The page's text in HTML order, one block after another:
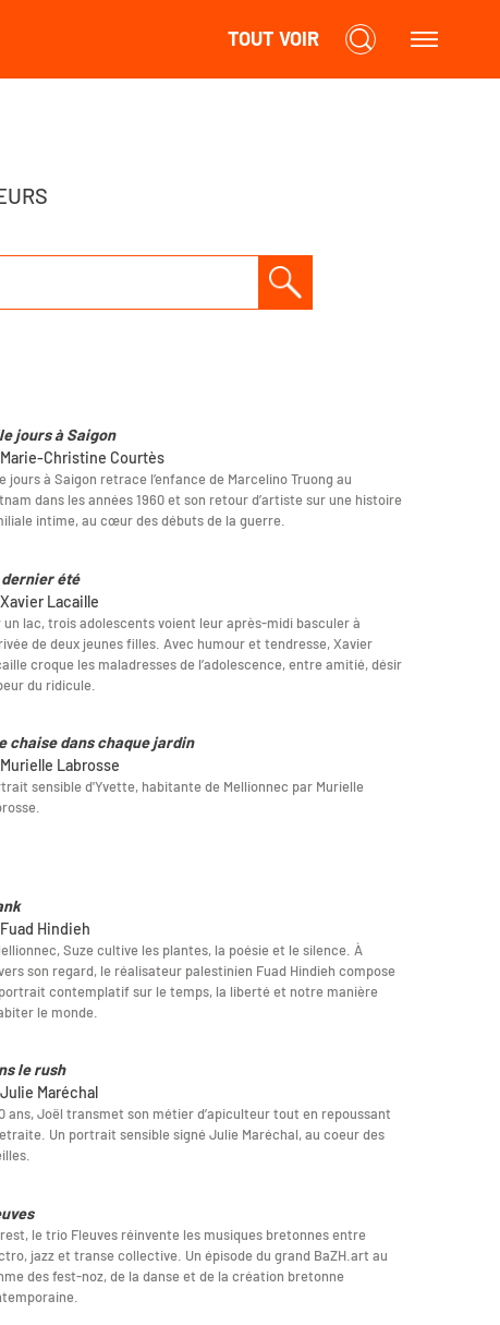
TOUT VOIR
jours à Saigon
Christine Courtès
jours à Saigon retrace l’enfance de Marcelino Truong au
dans les années 1960 et son retour d’artiste sur une histoire
intime, au cœur des débuts de la guerre.
dernier été
Lacaille
un lac, trois adolescents voient leur après-midi basculer à
de deux jeunes filles. Avec humour et tendresse, Xavier
croque les maladresses de l’adolescence, entre amitié, désir
du ridicule.
chaise dans chaque jardin
Labrosse
sensible d'Yvette, habitante de Mellionnec par Murielle
Hindieh
Suze cultive les plantes, la poésie et le silence. À
son regard, le réalisateur palestinien Fuad Hindieh compose
contemplatif sur le temps, la liberté et notre manière
le monde.
le rush
Maréchal
ans, Joël transmet son métier d’apiculteur tout en repoussant
Un portrait sensible signé Julie Maréchal, au coeur des
le trio Fleuves réinvente les musiques bretonnes entre
jazz et transe collective. Un épisode du grand BaZH.art au
des fest-noz, de la danse et de la création bretonne